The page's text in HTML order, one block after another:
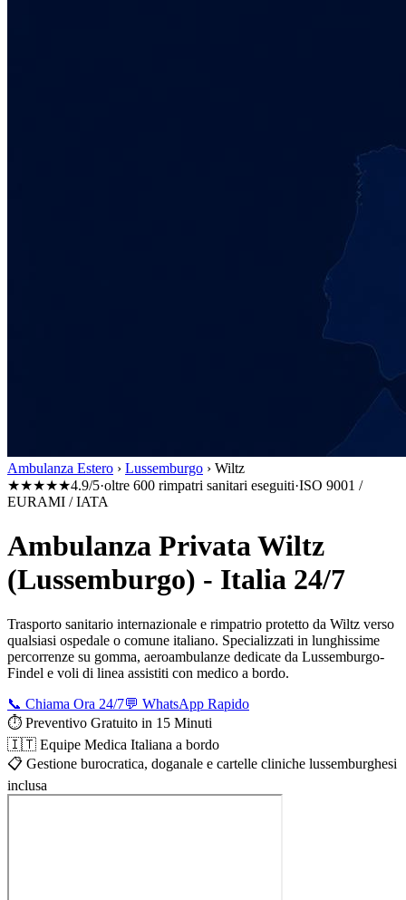
Ambulanza Estero › Lussemburgo › Wiltz
★★★★★4.9/5·oltre 600 rimpatri sanitari eseguiti·ISO 9001 /
EURAMI / IATA
Ambulanza Privata Wiltz
(Lussemburgo) - Italia 24/7
Trasporto sanitario internazionale e rimpatrio protetto da Wiltz verso
qualsiasi ospedale o comune italiano. Specializzati in lunghissime
percorrenze su gomma, aeroambulanze dedicate da Lussemburgo-
Findel e voli di linea assistiti con medico a bordo.
📞 Chiama Ora 24/7💬 WhatsApp Rapido
⏱️ Preventivo Gratuito in 15 Minuti
🇮🇹 Equipe Medica Italiana a bordo
📋 Gestione burocratica, doganale e cartelle cliniche lussemburghesi
inclusa